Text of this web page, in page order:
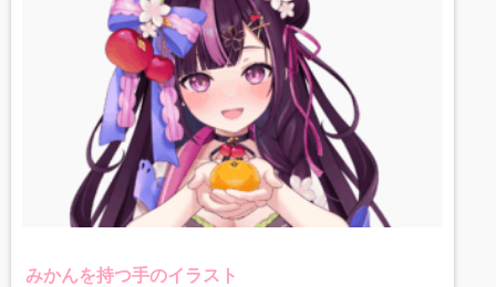
みかんを持つ手のイラスト